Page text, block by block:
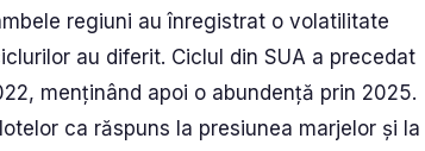
regiuni au înregistrat o volatilitate
au diferit. Ciclul din SUA a precedat
menținând apoi o abundență prin 2025.
ca răspuns la presiunea marjelor și la